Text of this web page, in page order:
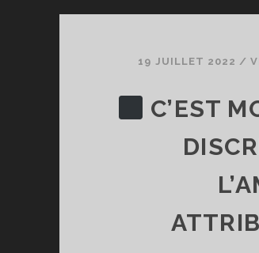
19 JUILLET 2022 /
C’EST